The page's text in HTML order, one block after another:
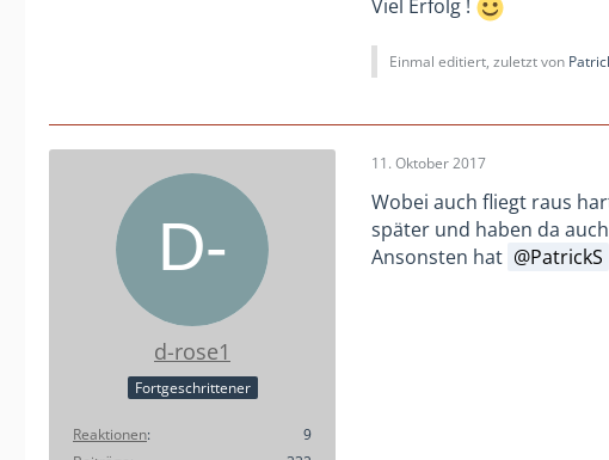
Viel Erfolg !
Einmal editiert, zuletzt von
d-rose1
Fortgeschrittener
Reaktionen
9
11. Oktober 2017
Wobei auch fliegt raus
später und haben da
Ansonsten hat
PatrickS